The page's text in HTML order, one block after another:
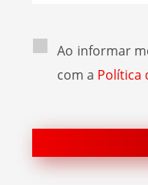
Ao informar
com a Política